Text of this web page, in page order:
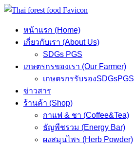
Skip
contentหน้าแรก (Home)
เกี่ยวกับเรา (About Us)
SDGs PGS
เกษตรกรของเรา (Our Farmer)
เกษตรกรรับรองSDGsPGS
ข่าวสาร
ร้านค้า (Shop)
กาแฟ & ชา (Coffee&Tea)
ธัญพืชรวม (Energy Bar)
ผงสมุนไพร (Herb Powder)